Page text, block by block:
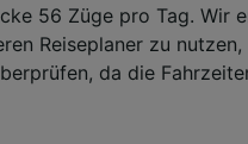
56 Züge pro Tag. Wir
Reiseplaner zu
da die